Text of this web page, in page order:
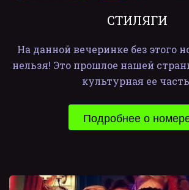
СТИЛЯГИ
На данной вечеринке без этого
нельзя! Это прошлое нашей
культурная ее
Подробнее о